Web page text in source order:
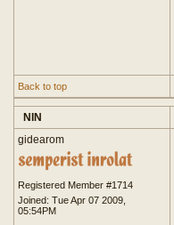
Back to top
NIN
gidearom
Registered Member #1714
Joined: Tue Apr 07 2009,
05:54PM